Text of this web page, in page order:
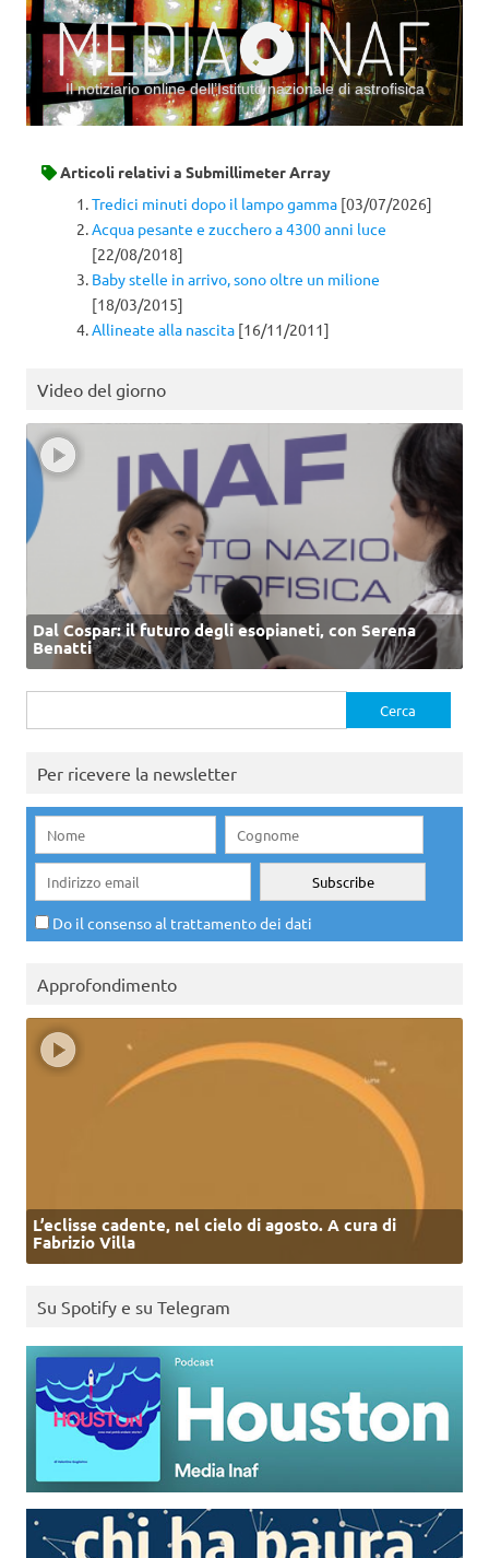
Il notiziario online dell’Istituto nazionale di astrofisica
Articoli relativi a Submillimeter Array
Tredici minuti dopo il lampo gamma [03/07/2026]
Acqua pesante e zucchero a 4300 anni luce
[22/08/2018]
Baby stelle in arrivo, sono oltre un milione
[18/03/2015]
Allineate alla nascita [16/11/2011]
Video del giorno
Dal Cospar: il futuro degli esopianeti, con Serena
Benatti
per:
Per ricevere la newsletter
Do il consenso al trattamento dei dati
Approfondimento
L’eclisse cadente, nel cielo di agosto. A cura di
Fabrizio Villa
Su Spotify e su Telegram